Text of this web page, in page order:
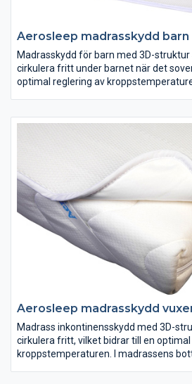
Aerosleep madrasskydd barn
Madrasskydd för barn med 3D-
cirkulera fritt under barnet när det
optimal reglering av
underliggande material.
Aerosleep madrasskydd
Madrass inkontinensskydd med 3D-
cirkulera fritt, vilket bidrar till en
kroppstemperaturen. I madrassens